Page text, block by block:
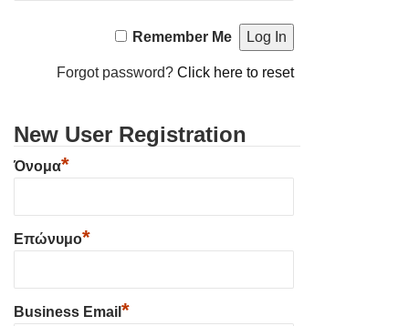
Remember Me
Forgot password?Click here to reset
New User Registration
Όνομα*
Επώνυμο*
Business Email *